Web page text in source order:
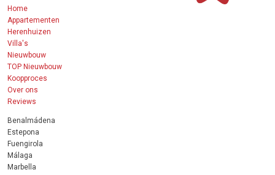
Home
Appartementen
Herenhuizen
Villa's
Nieuwbouw
TOP Nieuwbouw
Koopproces
Over ons
Reviews
Benalmádena
Estepona
Fuengirola
Málaga
Marbella